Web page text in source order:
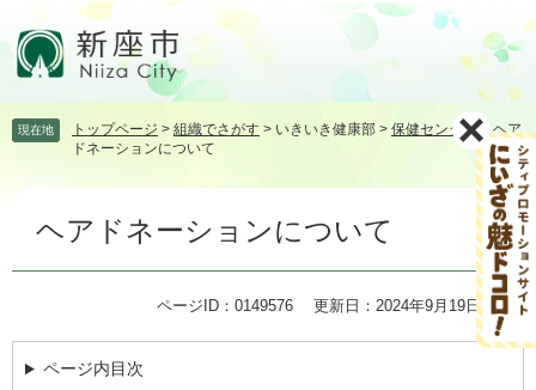
頭飛 現在地 トップページ > 組織でさがす > いきいき健康部 > 保健センター >ヘア
ドネーションについて
ヘアドネーションについて
ページID：0149576 更新日：2024年9月19日更新
ページ内目次